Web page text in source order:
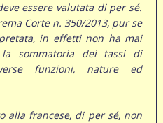
essere valutata di per sé.
Corte n. 350/2013, pur se
in effetti non ha mai
la sommatoria dei tassi di
funzioni, nature ed
alla francese, di per sé, non